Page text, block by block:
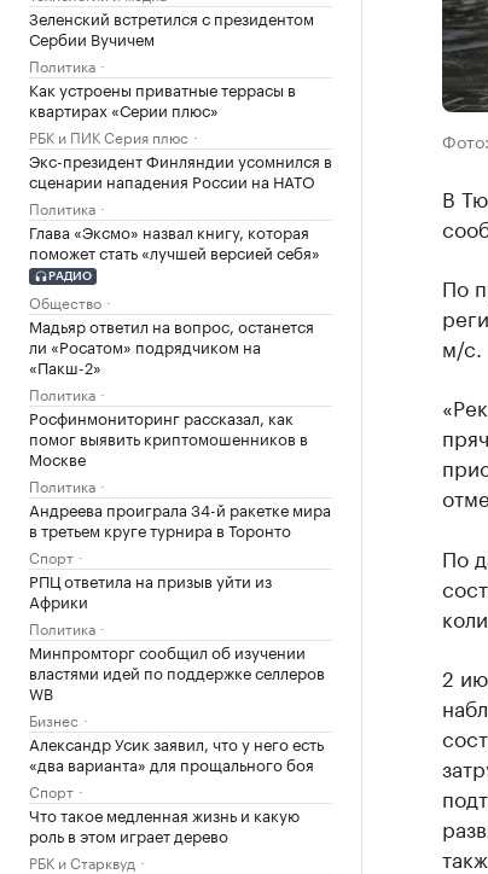
Зеленский встретился с президентом
Сербии Вучичем
Политика
Как устроены приватные террасы в
квартирах «Серии плюс»
РБК и ПИК Серия плюс
Экс-президент Финляндии усомнился в
сценарии нападения России на НАТО
Политика
Глава «Эксмо» назвал книгу, которая
поможет стать «лучшей версией себя»
РАДИО
Общество
Мадьяр ответил на вопрос, останется
ли «Росатом» подрядчиком на
«Пакш-2»
Политика
Росфинмониторинг рассказал, как
помог выявить криптомошенников в
Москве
Политика
Андреева проиграла 34-й ракетке мира
в третьем круге турнира в Торонто
Спорт
РПЦ ответила на призыв уйти из
Африки
Политика
Минпромторг сообщил об изучении
властями идей по поддержке селлеров
WB
Бизнес
Александр Усик заявил, что у него есть
«два варианта» для прощального боя
Спорт
Что такое медленная жизнь и какую
роль в этом играет дерево
РБК и Старквуд
В
По
м/с.
По
2